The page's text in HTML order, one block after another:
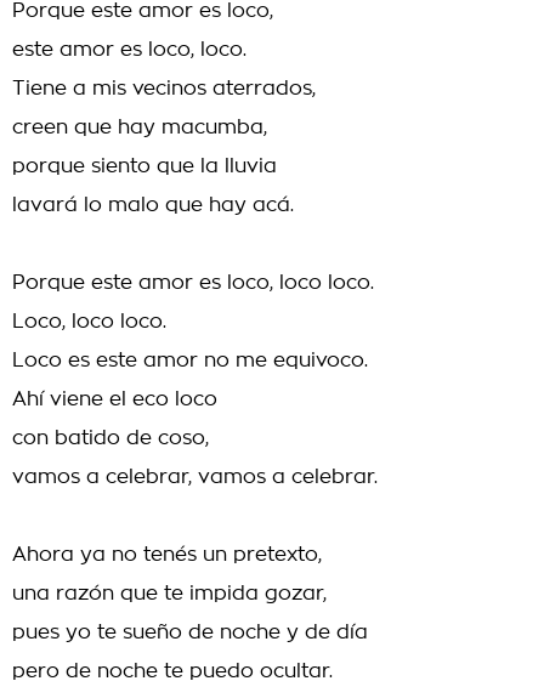
Porque este amor es loco,
este amor es loco, loco.
Tiene a mis vecinos aterrados,
creen que hay macumba,
porque siento que la lluvia
lavará lo malo que hay acá.
Porque este amor es loco, loco loco.
Loco, loco loco.
Loco es este amor no me equivoco.
Ahí viene el eco loco
con batido de coso,
vamos a celebrar, vamos a celebrar.
Ahora ya no tenés un pretexto,
una razón que te impida gozar,
pues yo te sueño de noche y de día
pero de noche te puedo ocultar.